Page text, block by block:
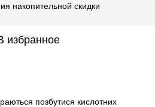
накопительной скидки
избранное
позбутися кислотних